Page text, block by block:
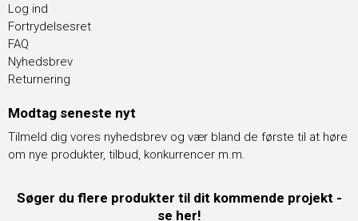
Log ind
Fortrydelsesret
FAQ
Nyhedsbrev
Returnering
Modtag seneste nyt
Tilmeld dig vores nyhedsbrev og vær bland de første til at høre
om nye produkter, tilbud, konkurrencer m.m.
Søger du flere produkter til dit kommende projekt -
se her!